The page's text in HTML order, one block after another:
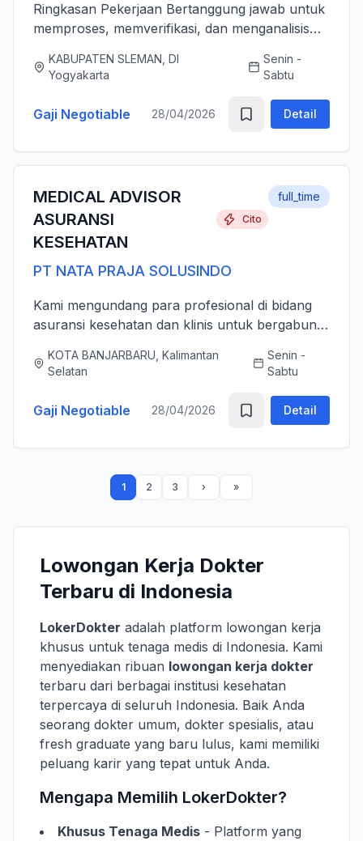
Ringkasan Pekerjaan Bertanggung jawab untuk
memproses, memverifikasi, dan menganalisis
dan rawat jalan) secara akurat, tepat waktu,
serta sesuai dengan ...
KABUPATEN SLEMAN, DI
Yogyakarta
Senin -
Sabtu
Gaji Negotiable 28/04/2026 Detail
MEDICAL ADVISOR
ASURANSI
KESEHATAN
Cito
PT NATA PRAJA SOLUSINDO
full_time
Kami mengundang para profesional di bidang
asuransi kesehatan dan klinis untuk bergabung
(Senior Officer) untuk memperkuat layanan
KOTA BANJARBARU, Kalimantan
Selatan
Senin -
Sabtu
Gaji Negotiable 28/04/2026 Detail
1 2 3
Lowongan Kerja Dokter
Terbaru di Indonesia
LokerDokter adalah platform lowongan kerja
khusus untuk tenaga medis di Indonesia. Kami
menyediakan ribuan lowongan kerja dokter
terbaru dari berbagai institusi kesehatan
terpercaya di seluruh Indonesia. Baik Anda
seorang dokter umum, dokter spesialis, atau
fresh graduate yang baru lulus, kami memiliki
peluang karir yang tepat untuk Anda.
Mengapa Memilih LokerDokter?
Khusus Tenaga Medis - Platform yang